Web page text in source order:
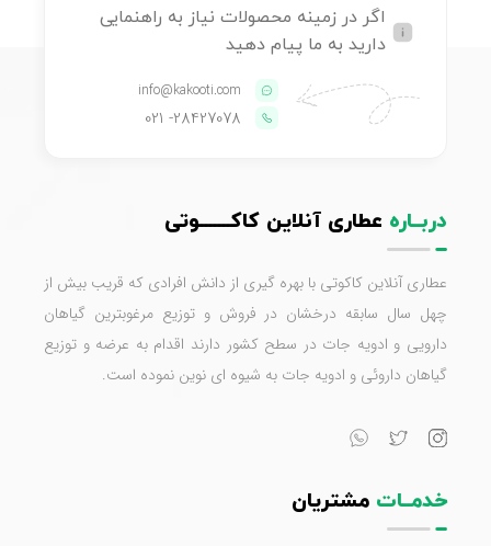
اگر در زمینه محصولات نیاز به راهنمایی
دارید به ما پیام دهید
info@kakooti.com
28427078
- 021
دربــاره عطاری آنلاین کاکـــــــوتی
عطاری آنلاین کاکوتی با بهره گیری از دانش افرادی که قریب بیش از
چهل سال سابقه درخشان در فروش و توزیع مرغوبترین گیاهان
دارویی و ادویه جات در سطح کشور دارند اقدام به عرضه و توزیع
گیاهان داروئی و ادویه جات به شیوه ای نوین نموده است.
خدمــات مشتریان